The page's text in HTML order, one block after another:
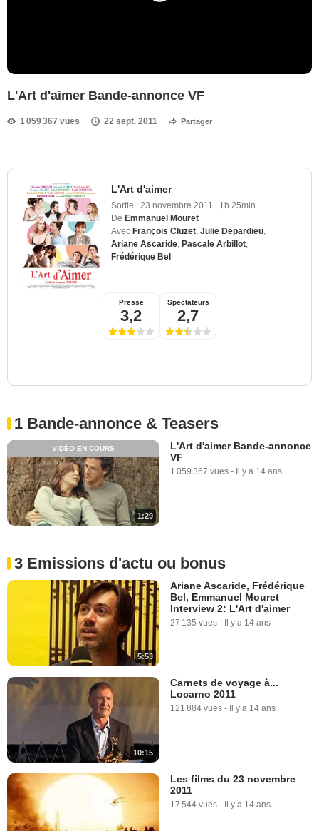
L'Art d'aimer Bande-annonce VF
1 059 367 vues 22 sept. 2011 Partager
L'Art d'aimer
Sortie : 23 novembre 2011 | 1h 25min
De Emmanuel Mouret
Avec François Cluzet Julie Depardieu
Ariane Ascaride Pascale Arbillot
Frédérique Bel
Presse
3,2
Spectateurs
2,7
1 Bande-annonce & Teasers
1:29
VIDÉO EN COURS
L'Art d'aimer Bande-annonce
VF
1 059 367 vues - Il y a 14 ans
3 Emissions d'actu ou bonus
5:53
Ariane Ascaride, Frédérique
Bel, Emmanuel Mouret
Interview 2: L'Art d'aimer
27 135 vues - Il y a 14 ans
10:15
Carnets de voyage à...
Locarno 2011
121 884 vues - Il y a 14 ans
Les films du 23 novembre
2011
17 544 vues - Il y a 14 ans